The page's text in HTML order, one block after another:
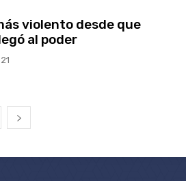
violento desde que
al poder